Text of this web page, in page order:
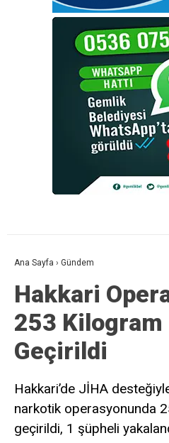
Ana Sayfa › Gündem
Hakkari
253 Kilogram
Geçirildi
Hakkari’de JİHA
narkotik operasyonunda
geçirildi, 1 şüpheli